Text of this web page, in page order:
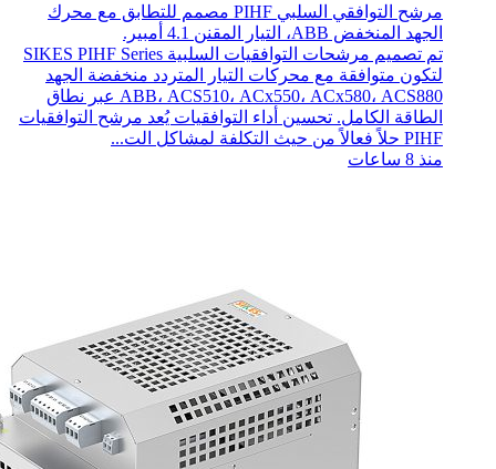
مرشح التوافقي السلبي PIHF مصمم للتطابق مع محرك
الجهد المنخفض ABB، التيار المقنن 4.1 أمبير.
تم تصميم مرشحات التوافقيات السلبية SIKES PIHF Series
لتكون متوافقة مع محركات التيار المتردد منخفضة الجهد
ABB، ACS510، ACx550، ACx580، ACS880 عبر نطاق
الطاقة الكامل. تحسين أداء التوافقيات يُعد مرشح التوافقيات
PIHF حلاً فعالاً من حيث التكلفة لمشاكل الت...
منذ 8 ساعات